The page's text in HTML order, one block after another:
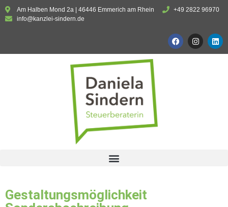
Am Halben Mond 2a | 46446 Emmerich am Rhein
+49 2822 96970
info@kanzlei-sindern.de
Gestaltungsmöglichkeit